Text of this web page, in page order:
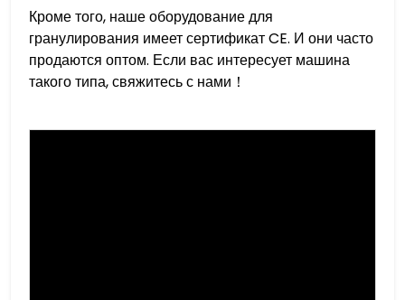
Кроме того, наше оборудование для
гранулирования имеет сертификат CE. И они часто
продаются оптом. Если вас интересует машина
такого типа, свяжитесь с нами！